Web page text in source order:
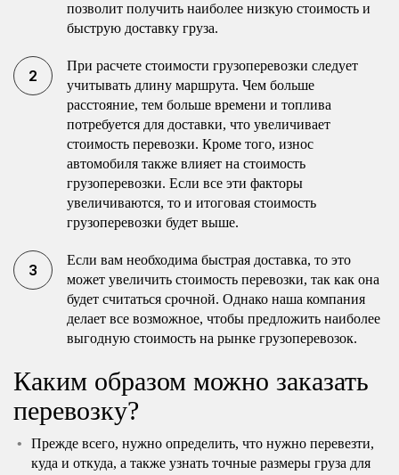
позволит получить наиболее низкую стоимость и
быструю доставку груза.
При расчете стоимости грузоперевозки следует
учитывать длину маршрута. Чем больше
расстояние, тем больше времени и топлива
потребуется для доставки, что увеличивает
стоимость перевозки. Кроме того, износ
автомобиля также влияет на стоимость
грузоперевозки. Если все эти факторы
увеличиваются, то и итоговая стоимость
грузоперевозки будет выше.
Если вам необходима быстрая доставка, то это
может увеличить стоимость перевозки, так как она
будет считаться срочной. Однако наша компания
делает все возможное, чтобы предложить наиболее
выгодную стоимость на рынке грузоперевозок.
Каким образом можно заказать
перевозку?
Прежде всего, нужно определить, что нужно перевезти,
куда и откуда, а также узнать точные размеры груза для